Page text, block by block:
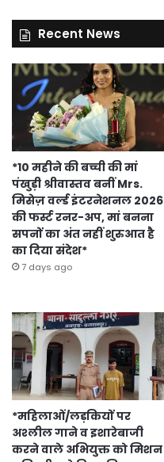
Recent News
*10 महीने की बच्ची की मां
पंखुड़ी श्रीवास्तव बनीं Mrs.
मिसेज़ वर्ल्ड इंटरनेशनल 2026
की फर्स्ट रनर-अप, मां बनना
सपनों का अंत नहीं शुरुआत है
का दिया संदेश*
7 days ago
*महिलाओं/लड़कियों पर
अश्लील गाने व इशारेबाजी
करने वाले अभियुक्त को मिशन